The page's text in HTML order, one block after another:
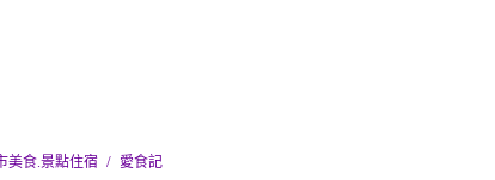
美食.景點住宿 愛食記